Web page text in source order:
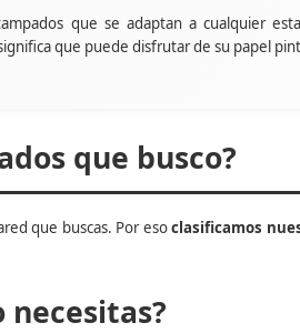
que se adaptan a cualquier
que puede disfrutar de su papel
que busco?
que buscas. Por esoclasificamos